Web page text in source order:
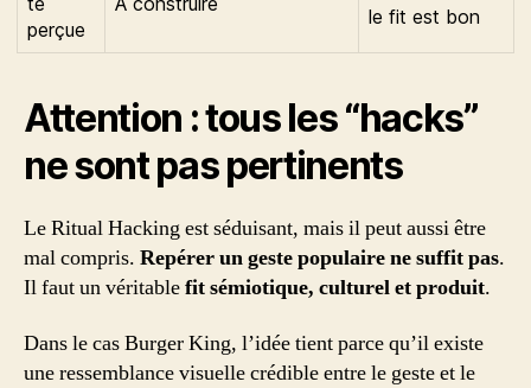
perçue
le fit est bon
Attention : tous les “hacks”
ne sont pas pertinents
Le Ritual Hacking est séduisant, mais il peut aussi être
mal compris. Repérer un geste populaire ne suffit pas.
Il faut un véritablefit sémiotique, culturel et produit.
Dans le cas Burger King, l’idée tient parce qu’il existe
une ressemblance visuelle crédible entre le geste et le